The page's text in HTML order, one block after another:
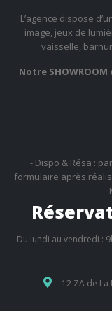
L’agence dispose
image, jeux de
vaisselle,
Notre
- Dispo & Résa :
formulaire après
Du lundi au vendredi :
12 ZA de